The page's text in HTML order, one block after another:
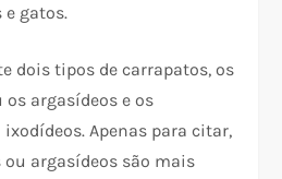
e gatos.
dois tipos de carrapatos, os
argasídeos e os
Apenas para citar,
argasídeos são mais